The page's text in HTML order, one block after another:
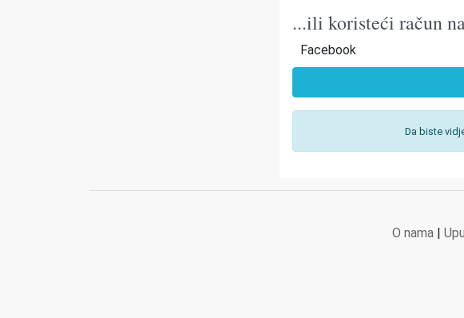
...ili koristeći račun
Facebook
Da biste
O nama |